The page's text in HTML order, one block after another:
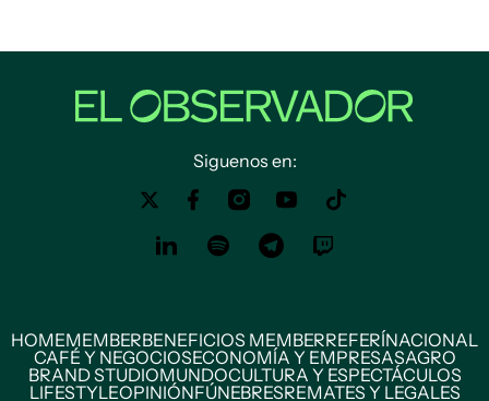
Siguenos en:
HOMEMEMBERBENEFICIOS MEMBERREFERÍNACIONAL
CAFÉ Y NEGOCIOSECONOMÍA Y EMPRESASAGRO
BRAND STUDIOMUNDOCULTURA Y ESPECTÁCULOS
LIFESTYLEOPINIÓNFÚNEBRESREMATES Y LEGALES